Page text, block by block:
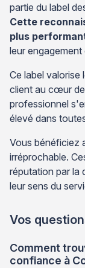
partie du label
Cette
plus
leur engagement
Ce label valorise
client au cœur
professionnel
élevé dans
Vous bénéficiez
irréprochable.
réputation par la
leur sens du
Vos
Comment
confiance à